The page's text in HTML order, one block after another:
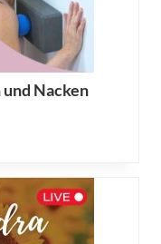
Nacken